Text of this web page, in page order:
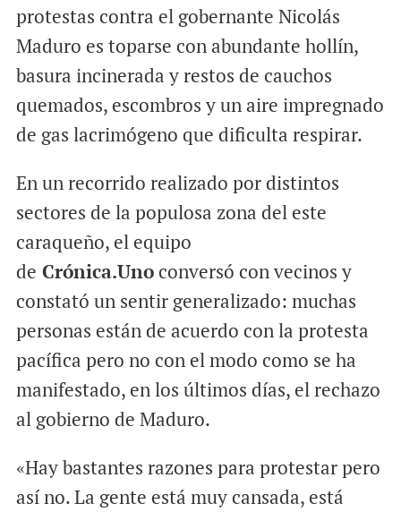
protestas contra el gobernante Nicolás
Maduro es toparse con abundante hollín,
basura incinerada y restos de cauchos
quemados, escombros y un aire impregnado
de gas lacrimógeno que dificulta respirar.
En un recorrido realizado por distintos
sectores de la populosa zona del este
caraqueño, el equipo
de Crónica.Unoconversó con vecinos y
constató un sentir generalizado: muchas
personas están de acuerdo con la protesta
pacífica pero no con el modo como se ha
manifestado, en los últimos días, el rechazo
al gobierno de Maduro.
«Hay bastantes razones para protestar pero
así no. La gente está muy cansada, está